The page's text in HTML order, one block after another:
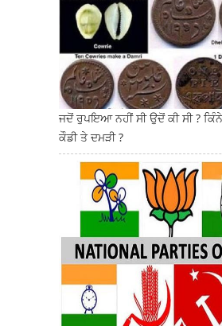
ਜਦੋਂ ਰੁਪਇਆ ਨਹੀਂ ਸੀ ਉਦੋਂ ਕੀ ਸੀ ?
ਕੌਡੀ ਤੇ ਦਮੜੀ ?